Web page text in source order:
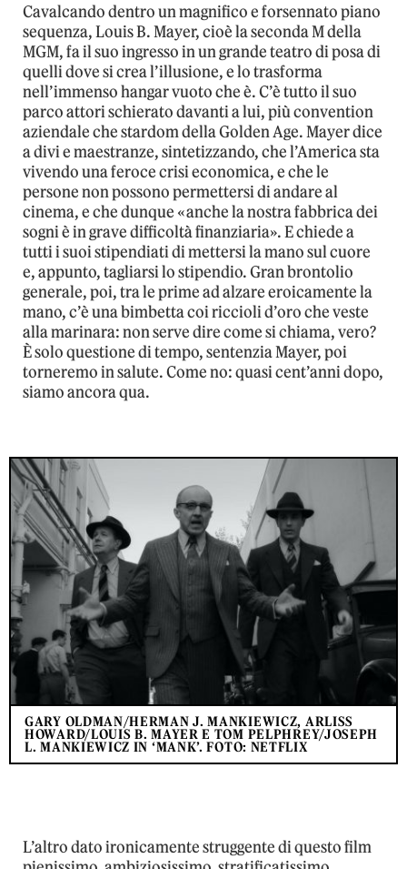
Cavalcando dentro un magnifico e forsennato piano
sequenza, Louis B. Mayer, cioè la seconda M della
MGM, fa il suo ingresso in un grande teatro di posa di
quelli dove si crea l’illusione, e lo trasforma
nell’immenso hangar vuoto che è. C’è tutto il suo
parco attori schierato davanti a lui, più convention
aziendale che stardom della Golden Age. Mayer dice
a divi e maestranze, sintetizzando, che l’America sta
vivendo una feroce crisi economica, e che le
persone non possono permettersi di andare al
cinema, e che dunque «anche la nostra fabbrica dei
sogni è in grave difficoltà finanziaria». E chiede a
tutti i suoi stipendiati di mettersi la mano sul cuore
e, appunto, tagliarsi lo stipendio. Gran brontolio
generale, poi, tra le prime ad alzare eroicamente la
mano, c’è una bimbetta coi riccioli d’oro che veste
alla marinara: non serve dire come si chiama, vero?
È solo questione di tempo, sentenzia Mayer, poi
torneremo in salute. Come no: quasi cent’anni dopo,
siamo ancora qua.
GARY OLDMAN/HERMAN J. MANKIEWICZ, ARLISS
HOWARD/LOUIS B. MAYER E TOM PELPHREY/JOSEPH
L. MANKIEWICZ IN ‘MANK’. FOTO: NETFLIX
L’altro dato ironicamente struggente di questo film